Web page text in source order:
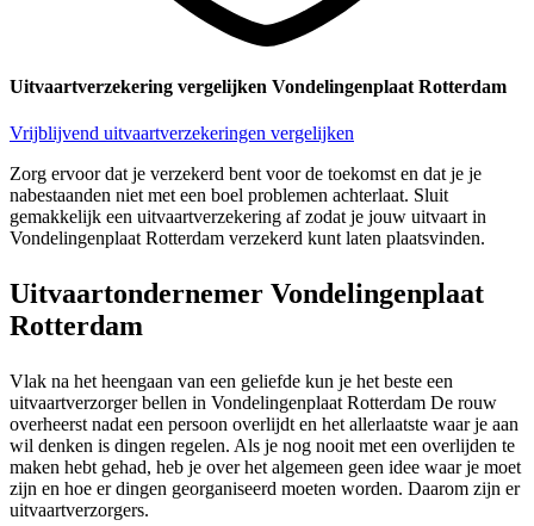
Uitvaartverzekering vergelijken Vondelingenplaat Rotterdam
Vrijblijvend uitvaartverzekeringen vergelijken
Zorg ervoor dat je verzekerd bent voor de toekomst en dat je je
nabestaanden niet met een boel problemen achterlaat. Sluit
gemakkelijk een uitvaartverzekering af zodat je jouw uitvaart in
Vondelingenplaat Rotterdam verzekerd kunt laten plaatsvinden.
Uitvaartondernemer Vondelingenplaat
Rotterdam
Vlak na het heengaan van een geliefde kun je het beste een
uitvaartverzorger bellen in Vondelingenplaat Rotterdam De rouw
overheerst nadat een persoon overlijdt en het allerlaatste waar je aan
wil denken is dingen regelen. Als je nog nooit met een overlijden te
maken hebt gehad, heb je over het algemeen geen idee waar je moet
zijn en hoe er dingen georganiseerd moeten worden. Daarom zijn er
uitvaartverzorgers.